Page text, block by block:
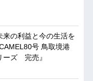
来の利益と今の生活を
号 鳥取境港
ーズ 完売』